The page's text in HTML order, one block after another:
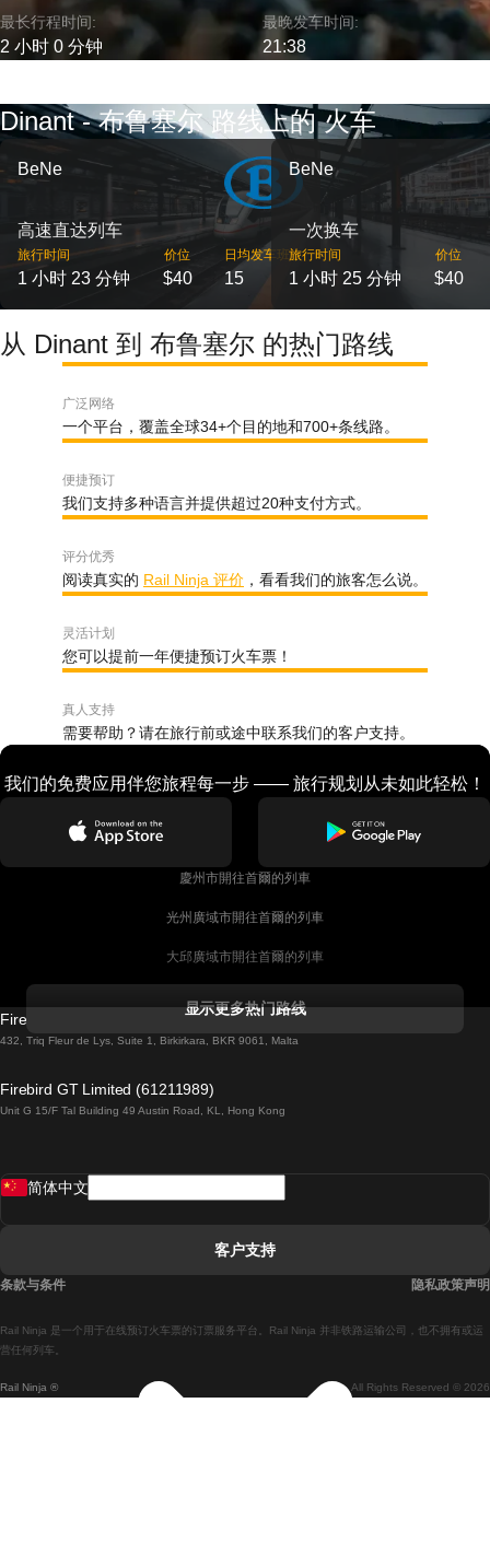
最长行程时间:
2 小时 0 分钟
最晚发车时间:
21:38
Dinant - 布鲁塞尔 路线上的 火车
BeNe
高速直达列车
旅行时间
1 小时 23 分钟
价位
$40
日均发车班次
15
BeNe
一次换车
旅行时间
1 小时 25 分钟
价位
$40
从 Dinant 到 布鲁塞尔 的热门路线
广泛网络
一个平台，覆盖全球34+个目的地和700+条线路。
便捷预订
我们支持多种语言并提供超过20种支付方式。
评分优秀
阅读真实的 Rail Ninja 评价 ，看看我们的旅客怎么说。
灵活计划
您可以提前一年便捷预订火车票！
真人支持
需要帮助？请在旅行前或途中联系我们的客户支持。
我们的免费应用伴您旅程每一步 —— 旅行规划从未如此轻松！
慶州市開往首爾的列車
光州廣域市開往首爾的列車
大邱廣域市開往首爾的列車
都柏林開往戈尔韦的列車
羅馬開往拿坡里的列車
馬德里開往巴塞罗那的列車
显示更多热门路线
Firebird GT Limited (OC 1451)
432, Triq Fleur de Lys, Suite 1, Birkirkara, BKR 9061, Malta
Firebird GT Limited (61211989)
Unit G 15/F Tal Building 49 Austin Road, KL, Hong Kong
Rail Ninja ® All Rights Reserved © 2026
Rail Ninja 是一个用于在线预订火车票的订票服务平台。Rail Ninja 并非铁路运输公司，也不拥有或运
营任何列车。
简体中文
客户支持
条款与条件 隐私政策声明